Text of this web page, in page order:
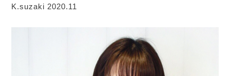
K.suzaki 2020.11